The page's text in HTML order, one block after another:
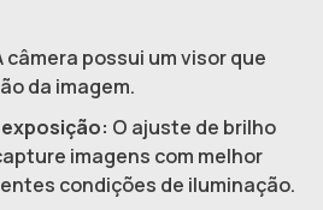
câmera possui um visor que
da imagem.
O ajuste de brilho
imagens com melhor
condições de iluminação.